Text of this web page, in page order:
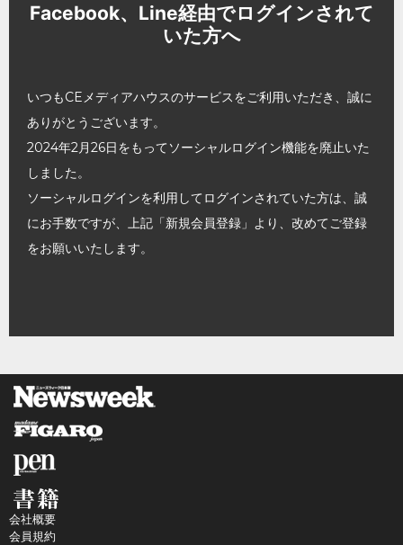
Facebook、Line経由でログインされて
いた方へ
いつもCEメディアハウスのサービスをご利用いただき、誠に
ありがとうございます。
2024年2月26日をもってソーシャルログイン機能を廃止いた
しました。
ソーシャルログインを利用してログインされていた方は、誠
にお手数ですが、上記「新規会員登録」より、改めてご登録
をお願いいたします。
会社概要
会員規約